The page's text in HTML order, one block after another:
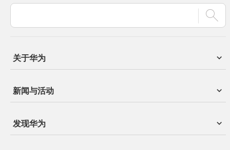
关于华为
新闻与活动
发现华为